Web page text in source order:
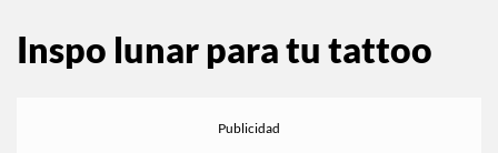
Inspo lunar para tu tattoo